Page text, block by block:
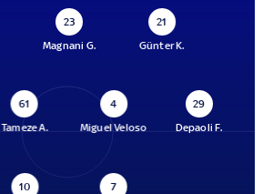
23
Magnani G.
21
Günter K.
61
Tameze A.
4
Miguel Veloso
29
Depaoli F.
7
10